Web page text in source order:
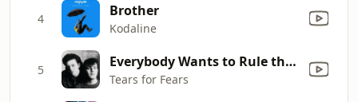
4 Brother
Kodaline
5 Everybody Wants to Rule the World
Tears for Fears